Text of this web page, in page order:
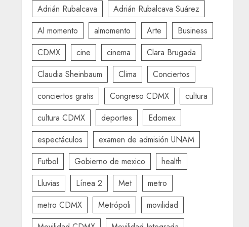
Adrián Rubalcava
Adrián Rubalcava Suárez
Al momento
almomento Arte
Business
CDMX
cine cinema
Clara Brugada
Claudia Sheinbaum
Clima
Conciertos
conciertos gratis
Congreso CDMX
cultura
cultura CDMX
deportes
Edomex
espectáculos
examen de admisión UNAM
Futbol
Gobierno de mexico
health
Lluvias
Línea 2 Met
metro
metro CDMX
Metrópoli
movilidad